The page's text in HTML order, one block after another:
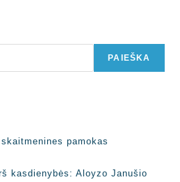
PAIEŠKA
pamokas
kasdienybės: Aloyzo Janušio